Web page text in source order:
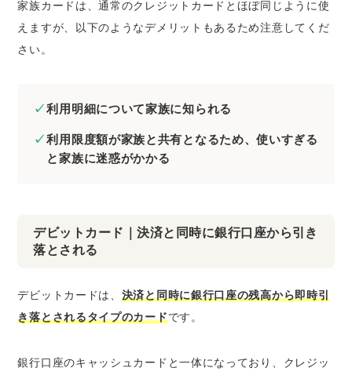
家族カードは、通常のクレジットカードとほぼ同じように使
えますが、以下のようなデメリットもあるため注意してくだ
さい。
利用明細について家族に知られる
利用限度額が家族と共有となるため、使いすぎる
と家族に迷惑がかかる
デビットカード｜決済と同時に銀行口座から引き
落とされる
デビットカードは、 決済と同時に銀行口座の残高から即時引
き落とされるタイプのカードです。
銀行口座のキャッシュカードと一体になっており、クレジッ